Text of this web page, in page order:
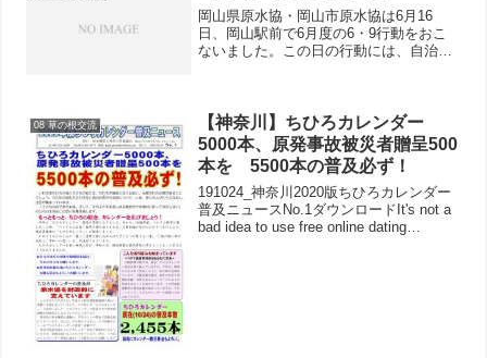
岡山県原水協・岡山市原水協は6月16
日、岡山駅前で6月度の6・9行動をおこ
ないました。この日の行動には、自治労
593円のカンパが寄...
08 草の根交流
【神奈川】ちひろカレンダー
5000本、原発事故被災者贈呈500
本を 5500本の普及必ず！
191024_神奈川2020版ちひろカレンダー
普及ニュースNo.1ダウンロードIt's not a
bad idea to use free online dating